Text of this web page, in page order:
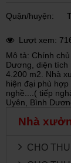
Quận/huyện:
Lượt xem:
Mô tả: Chính
Dương, diện tích
4.200 m2. Nhà
hiện đại phù
nghề....( tiếp
Uyên, Bình
Nhà
CHO